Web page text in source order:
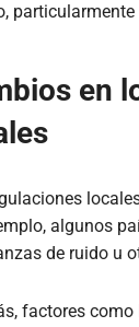
en
algunos
de ruido u
factores